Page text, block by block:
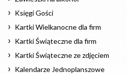
Księgi Gości
Kartki Wielkanocne dla firm
Kartki Świąteczne dla firm
Kartki Świąteczne ze zdjęciem
Kalendarze Jednoplanszowe